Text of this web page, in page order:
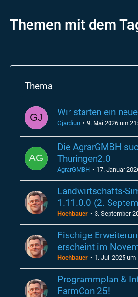
Themen mit dem
Thema
Wir starten ein
Gjardiun 9. Mai 2026 um
Die AgrarGMBH
Thüringen2.0
AgrarGMBH 17. Januar
Landwirtschafts-
1.11.0.0 (2.
Hochbauer 3. September
Fischige
erscheint im
Hochbauer 1. Juli 2025 um
Programmplan &
FarmCon 25!